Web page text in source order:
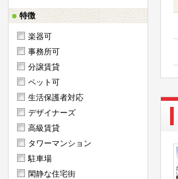
特徴
楽器可
事務所可
分譲賃貸
ペット可
生活保護者対応
デザイナーズ
高級賃貸
タワーマンション
駐車場
閑静な住宅街